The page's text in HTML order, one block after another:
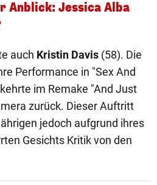
Anblick: Jessica Alba
auch Kristin Davis (58). Die
Performance in "Sex And
im Remake "And Just
zurück. Dieser Auftritt
jedoch aufgrund ihres
Gesichts Kritik von den